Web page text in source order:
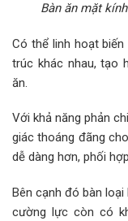
Bàn ăn mặt
Có thể linh hoạt
trúc khác nhau, tạo
ăn.
Với khả năng phản
giác thoáng đãng
dễ dàng hơn, phối
Bên cạnh đó bàn
cường lực còn có